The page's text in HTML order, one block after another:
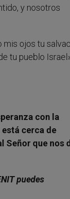
y nosotros
mis ojos tu
tu pueblo
con la
cerca de
Señor que nos
puedes